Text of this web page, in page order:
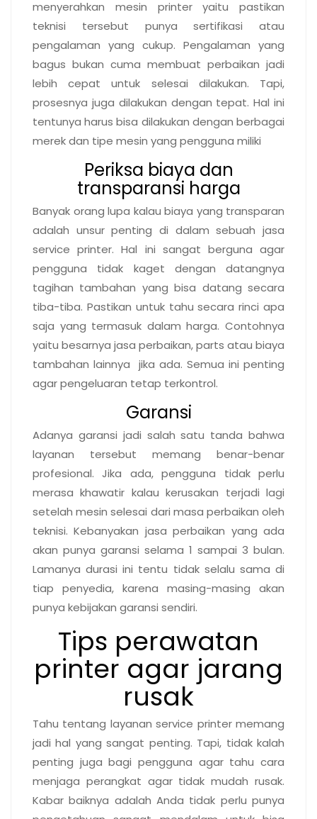
menyerahkan mesin printer yaitu pastikan
teknisi tersebut punya sertifikasi atau
pengalaman yang cukup. Pengalaman yang
bagus bukan cuma membuat perbaikan jadi
lebih cepat untuk selesai dilakukan. Tapi,
prosesnya juga dilakukan dengan tepat. Hal ini
tentunya harus bisa dilakukan dengan berbagai
merek dan tipe mesin yang pengguna miliki
Periksa biaya dan
transparansi harga
Banyak orang lupa kalau biaya yang transparan
adalah unsur penting di dalam sebuah jasa
service printer. Hal ini sangat berguna agar
pengguna tidak kaget dengan datangnya
tagihan tambahan yang bisa datang secara
tiba-tiba. Pastikan untuk tahu secara rinci apa
saja yang termasuk dalam harga. Contohnya
yaitu besarnya jasa perbaikan, parts atau biaya
tambahan lainnya jika ada. Semua ini penting
agar pengeluaran tetap terkontrol.
Garansi
Adanya garansi jadi salah satu tanda bahwa
layanan tersebut memang benar-benar
profesional. Jika ada, pengguna tidak perlu
merasa khawatir kalau kerusakan terjadi lagi
setelah mesin selesai dari masa perbaikan oleh
teknisi. Kebanyakan jasa perbaikan yang ada
akan punya garansi selama 1 sampai 3 bulan.
Lamanya durasi ini tentu tidak selalu sama di
tiap penyedia, karena masing-masing akan
punya kebijakan garansi sendiri.
Tips perawatan
printer agar jarang
rusak
Tahu tentang layanan service printer memang
jadi hal yang sangat penting. Tapi, tidak kalah
penting juga bagi pengguna agar tahu cara
menjaga perangkat agar tidak mudah rusak.
Kabar baiknya adalah Anda tidak perlu punya